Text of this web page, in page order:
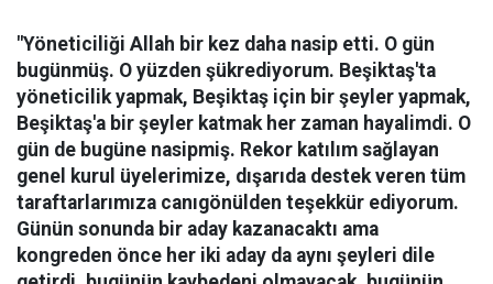
"Yöneticiliği Allah bir kez daha nasip etti. O gün
bugünmüş. O yüzden şükrediyorum. Beşiktaş'ta
yöneticilik yapmak, Beşiktaş için bir şeyler yapmak,
Beşiktaş'a bir şeyler katmak her zaman hayalimdi. O
gün de bugüne nasipmiş. Rekor katılım sağlayan
genel kurul üyelerimize, dışarıda destek veren tüm
taraftarlarımıza canıgönülden teşekkür ediyorum.
Günün sonunda bir aday kazanacaktı ama
kongreden önce her iki aday da aynı şeyleri dile